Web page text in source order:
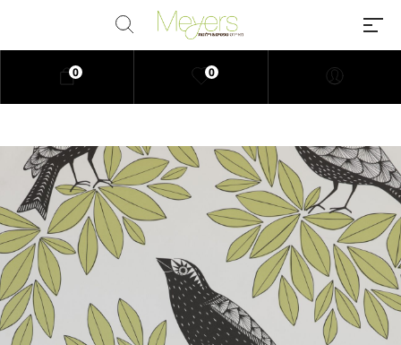
Millions of people around the
world visit Envato to buy and sell
creative assets, use smart design
templates, learn creative skills or
even hire freelancers. With an
industry-leading marketplace
paired with an unlimited
subscription service, Envato
0
0